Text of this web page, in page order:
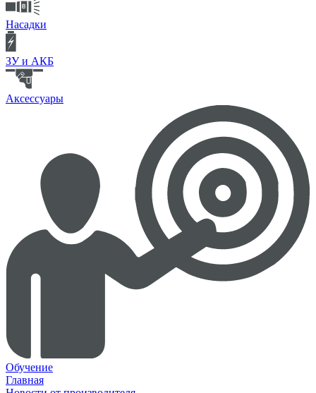
Насадки
ЗУ и АКБ
Аксессуары
Обучение
Главная